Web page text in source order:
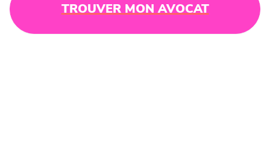
TROUVER MON AVOCAT